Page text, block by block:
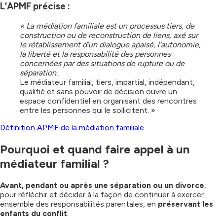
L’APMF précise :
« La médiation familiale est un processus tiers, de
construction ou de reconstruction de liens, axé sur
le rétablissement d’un dialogue apaisé, l’autonomie,
la liberté et la responsabilité des personnes
concernées par des situations de rupture ou de
séparation.
Le médiateur familial, tiers, impartial, indépendant,
qualifié et sans pouvoir de décision ouvre un
espace confidentiel en organisant des rencontres
entre les personnes qui le sollicitent. »
Définition APMF de la médiation familiale
Pourquoi et quand faire appel à un
médiateur familial ?
Avant, pendant ou après une séparation ou un divorce
pour réfléchir et décider à la façon de continuer à exercer
ensemble des responsabilités parentales, en préservant les
enfants du conflit